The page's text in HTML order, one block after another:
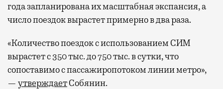
года запланирована их масштабная экспансия, а
число поездок вырастет примерно в два раза.
«Количество поездок с использованием СИМ
вырастет с 350 тыс. до 750 тыс. в сутки, что
сопоставимо с пассажиропотоком линии метро»,
— утверждаетСобянин.